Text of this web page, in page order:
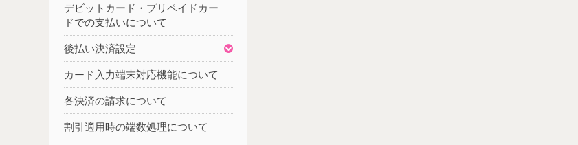
デビットカード・プリペイドカー
ドでの支払いについて
後払い決済設定
カード入力端末対応機能について
各決済の請求について
割引適用時の端数処理について